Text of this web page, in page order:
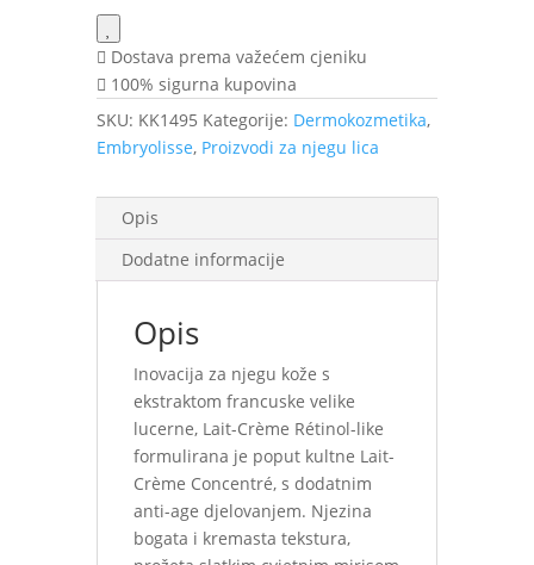
75
ml
količina
Dostava prema važećem cjeniku
100% sigurna kupovina
SKU: KK1495 Kategorije: Dermokozmetika,
Embryolisse, Proizvodi za njegu lica
Opis
Dodatne informacije
Opis
Inovacija za njegu kože s
ekstraktom francuske velike
lucerne, Lait-Crème Rétinol-like
formulirana je poput kultne Lait-
Crème Concentré, s dodatnim
anti-age djelovanjem. Njezina
bogata i kremasta tekstura,